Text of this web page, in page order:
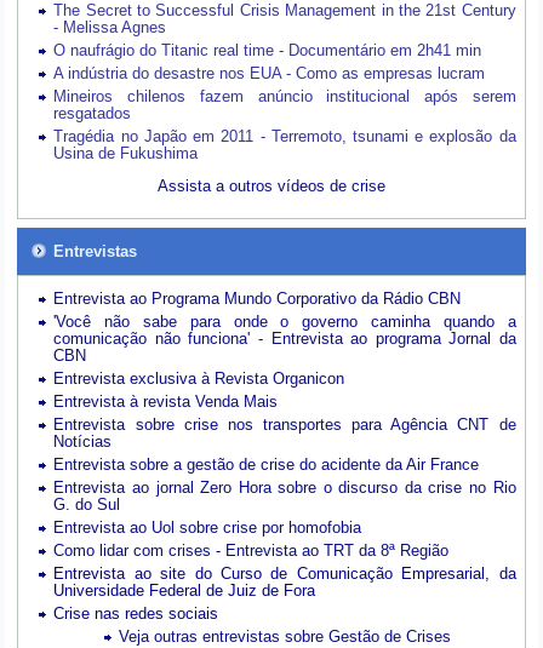
The Secret to Successful Crisis Management in the 21st Century
- Melissa Agnes
O naufrágio do Titanic real time - Documentário em 2h41 min
A indústria do desastre nos EUA - Como as empresas lucram
Mineiros chilenos fazem anúncio institucional após serem
resgatados
Tragédia no Japão em 2011 - Terremoto, tsunami e explosão da
Usina de Fukushima
Assista a outros vídeos de crise
Entrevistas
Entrevista ao Programa Mundo Corporativo da Rádio CBN
'Você não sabe para onde o governo caminha quando a
comunicação não funciona' - Entrevista ao programa Jornal da
CBN
Entrevista exclusiva à Revista Organicon
Entrevista à revista Venda Mais
Entrevista sobre crise nos transportes para Agência CNT de
Notícias
Entrevista sobre a gestão de crise do acidente da Air France
Entrevista ao jornal Zero Hora sobre o discurso da crise no Rio
G. do Sul
Entrevista ao Uol sobre crise por homofobia
Como lidar com crises - Entrevista ao TRT da 8ª Região
Entrevista ao site do Curso de Comunicação Empresarial, da
Universidade Federal de Juiz de Fora
Crise nas redes sociais
Veja outras entrevistas sobre Gestão de Crises